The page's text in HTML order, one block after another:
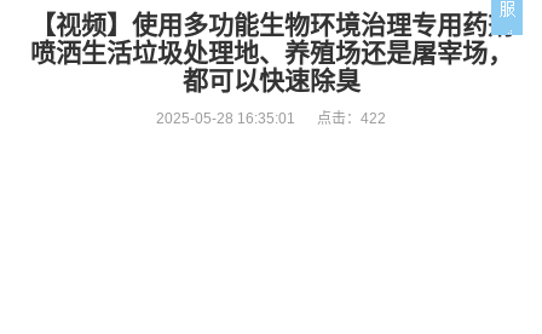
g
a
【视频】使用多功能生物环境治理专用药剂
喷洒生活垃圾处理地、养殖场还是屠宰场，
都可以快速除臭
2025-05-28 16:35:01 点击： 422